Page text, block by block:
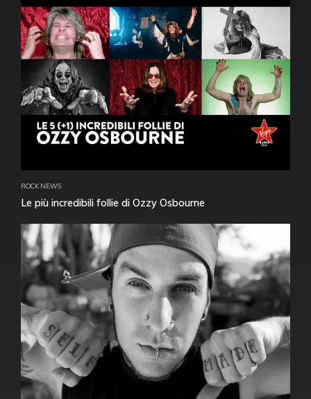
ROCK NEWS
Le più incredibili follie di Ozzy Osbourne